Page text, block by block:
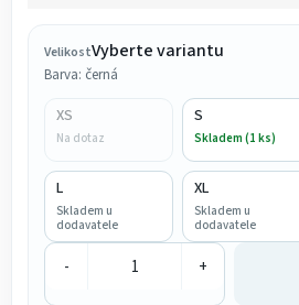
VelikostVyberte variantu
Barva: černá
XS
Na dotaz
S
Skladem (1 ks)
L
Skladem u
dodavatele
XL
Skladem u
dodavatele
- +